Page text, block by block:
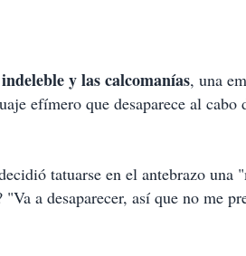
y las calcomanías, una
efímero que desaparece al
tatuarse en el antebrazo
"Va a desaparecer, así que no me